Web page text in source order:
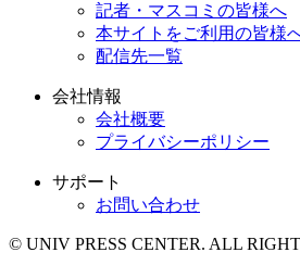
記者・マスコミの皆様へ
本サイトをご利用の皆様
配信先一覧
会社情報
会社概要
プライバシーポリシー
サポート
お問い合わせ
© UNIV PRESS CENTER. ALL